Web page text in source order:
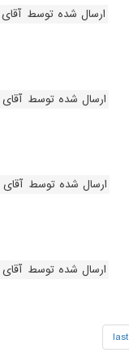
ارسال شده توسط
ارسال شده توسط
ارسال شده توسط
ارسال شده توسط
last